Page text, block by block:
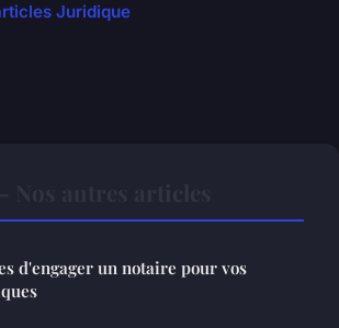
Juridique
d'engager un notaire pour vos